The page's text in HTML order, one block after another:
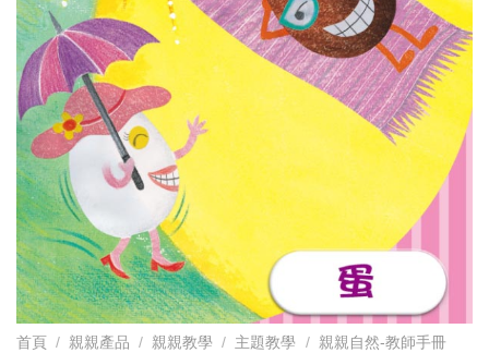
首頁 / 親親產品 / 親親教學 / 主題教學 / 親親自然-教師手冊